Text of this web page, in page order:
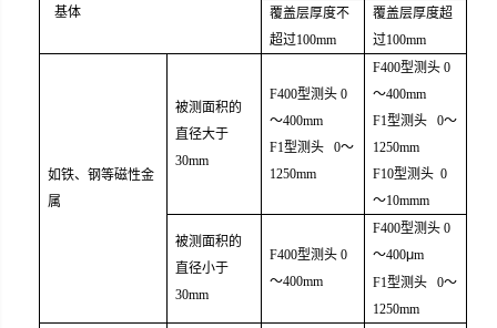
基体
覆盖层厚度不
超过100mm
覆盖层厚度超
过100mm
如铁、钢等磁性金
属
被测面积的
直径大于
30mm
F400型测头0
～400mm
F1型测头 0～
1250mm
F400型测头0
～400mm
F1型测头 0～
1250mm
F10型测头 0
～10mmm
被测面积的
直径小于
30mm
F400型测头0
～400mm
F400型测头0
～400µm
F1型测头 0～
1250mm